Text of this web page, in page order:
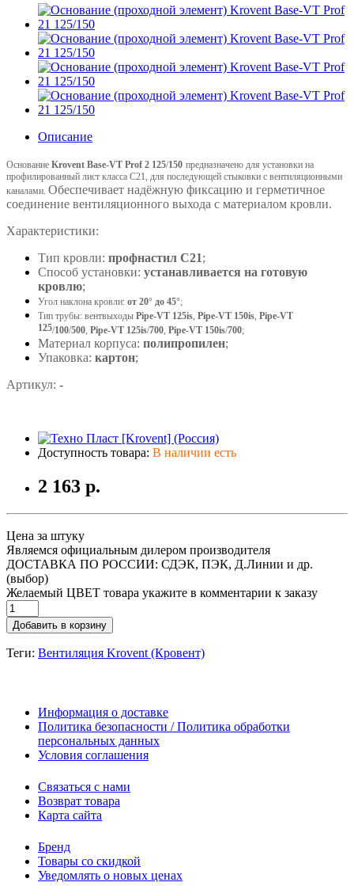
Описание
Основание Krovent Base-VT Prof 2 125/150 предназначено для установки на
профилированный лист класса С21, для последующей стыковки с вентиляционными
каналами. Обеспечивает надёжную фиксацию и герметичное
соединение вентиляционного выхода с материалом кровли.
Характеристики:
Тип кровли: профнастил С21;
Способ установки: устанавливается на готовую
кровлю;
Угол наклона кровли: от 20° до 45°;
Тип трубы: вентвыходы Pipe-VT 125is, Pipe-VT 150is, Pipe-VT
125/100/500, Pipe-VT 125is/700, Pipe-VT 150is/700;
Материал корпуса: полипропилен;
Упаковка: картон;
Артикул: -
Доступность товара: В наличии есть
2 163 р.
Цена за штуку
Являемся официальным дилером производителя
ДОСТАВКА ПО РОССИИ: СДЭК, ПЭК, Д.Линии и др.
(выбор)
Желаемый ЦВЕТ товара укажите в комментарии к заказу
Добавить в корзину
Теги: Вентиляция Krovent (Кровент)
Информация о доставке
Политика безопасности / Политика обработки
персональных данных
Условия соглашения
Связаться с нами
Возврат товара
Карта сайта
Бренд
Товары со скидкой
Уведомлять о новых ценах